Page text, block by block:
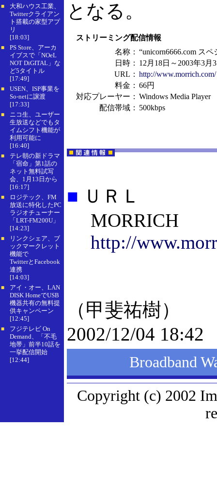
■
大和ハウス工業、
Twitterクライアン
ト搭載の家型アプ
リ
[18:03]
■
PS Store、アーカ
イブスで「NOeL
NOT DiGITAL」な
ど5タイトル
[17:49]
■
USEN、ISP事業を
So-netに譲渡
[17:33]
■
ニコ生、ユーザー
生放送などでもタ
イムシフト機能が
利用可能に
[16:40]
■
テレ朝の新ドラマ
「宿命」第1話の
ネット無料試写
会、1月13日から
[16:17]
■
ロジテック、FM
放送に特化したPC
ラジオチューナー
「LRT-FM200U」
[14:23]
■
リンクシェア、ブ
ックマークレット
機能で
TwitterとFacebook
連携
[14:03]
■
アイ・オー、LAN
DISK HomeでUSB
機器共有の無料提
供キャンペーン
[12:45]
■
フジテレビ On
Demand、「不毛
地帯」前半10話を
一挙配信開始
[12:44]
となる。
ストリーミング配信情報
名称： “unicorn6666.com ス
日時： 12月18日～2003年3月
URL： http://www.morrich.com/
料金： 66円
対応プレーヤー： Windows Media Player
配信帯域： 500kbps
■ ＵＲＬ
MORRICH
http://
（甲斐祐樹）
2002/12/04 18:42
Broadband
Copyright (c) 2002